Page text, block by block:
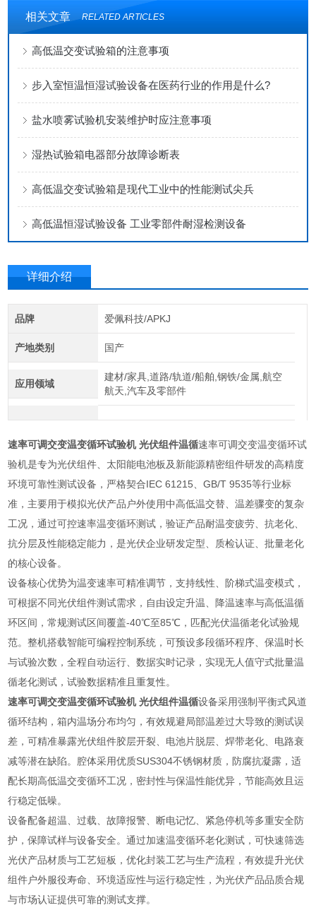
相关文章 RELATED ARTICLES
高低温交变试验箱的注意事项
步入室恒温恒湿试验设备在医药行业的作用是什么?
盐水喷雾试验机安装维护时应注意事项
湿热试验箱电器部分故障诊断表
高低温交变试验箱是现代工业中的性能测试尖兵
高低温恒湿试验设备 工业零部件耐湿检测设备
详细介绍
品牌 爱佩科技/APKJ
产地类别 国产
应用领域
建材/家具,道路/轨道/船舶,钢铁/金属,航空
航天,汽车及零部件
速率可调交变温变循环试验机 光伏组件温循速率可调交变温变循环试
验机是专为光伏组件、太阳能电池板及新能源精密组件研发的高精度
环境可靠性测试设备，严格契合IEC 61215、GB/T 9535等行业标
准，主要用于模拟光伏产品户外使用中高低温交替、温差骤变的复杂
工况，通过可控速率温变循环测试，验证产品耐温变疲劳、抗老化、
抗分层及性能稳定能力，是光伏企业研发定型、质检认证、批量老化
的核心设备。
设备核心优势为温变速率可精准调节，支持线性、阶梯式温变模式，
可根据不同光伏组件测试需求，自由设定升温、降温速率与高低温循
环区间，常规测试区间覆盖-40℃至85℃，匹配光伏温循老化试验规
范。整机搭载智能可编程控制系统，可预设多段循环程序、保温时长
与试验次数，全程自动运行、数据实时记录，实现无人值守式批量温
循老化测试，试验数据精准且重复性。
速率可调交变温变循环试验机 光伏组件温循设备采用强制平衡式风道
循环结构，箱内温场分布均匀，有效规避局部温差过大导致的测试误
差，可精准暴露光伏组件胶层开裂、电池片脱层、焊带老化、电路衰
减等潜在缺陷。腔体采用优质SUS304不锈钢材质，防腐抗凝露，适
配长期高低温交变循环工况，密封性与保温性能优异，节能高效且运
行稳定低噪。
设备配备超温、过载、故障报警、断电记忆、紧急停机等多重安全防
护，保障试样与设备安全。通过加速温变循环老化测试，可快速筛选
光伏产品材质与工艺短板，优化封装工艺与生产流程，有效提升光伏
组件户外服役寿命、环境适应性与运行稳定性，为光伏产品品质合规
与市场认证提供可靠的测试支撑。